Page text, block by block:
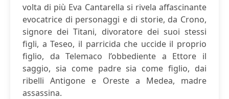
volta di più Eva Cantarella si rivela affascinante
evocatrice di personaggi e di storie, da Crono,
signore dei Titani, divoratore dei suoi stessi
figli, a Teseo, il parricida che uccide il proprio
figlio, da Telemaco l’obbediente a Ettore il
saggio, sia come padre sia come figlio, dai
ribelli Antigone e Oreste a Medea, madre
assassina.